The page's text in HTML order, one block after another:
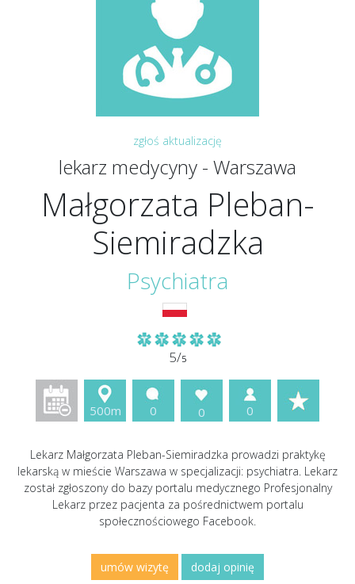
zgłoś aktualizację
lekarz medycyny - Warszawa
Małgorzata Pleban-
Siemiradzka
Psychiatra
5/5
500m 0 0 0
Lekarz Małgorzata Pleban-Siemiradzka prowadzi praktykę
lekarską w mieście Warszawa w specjalizacji: psychiatra. Lekarz
został zgłoszony do bazy portalu medycznego Profesjonalny
Lekarz przez pacjenta za pośrednictwem portalu
społecznościowego Facebook.
umów wizytę dodaj opinię